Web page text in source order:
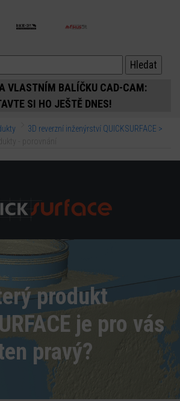
VLASTNÍM BALÍČKU CAD-CAM:
SI HO JEŠTĚ DNES!
3D reverzní inženýrství QUICKSURFACE >
produkt
je pro vás
pravý?